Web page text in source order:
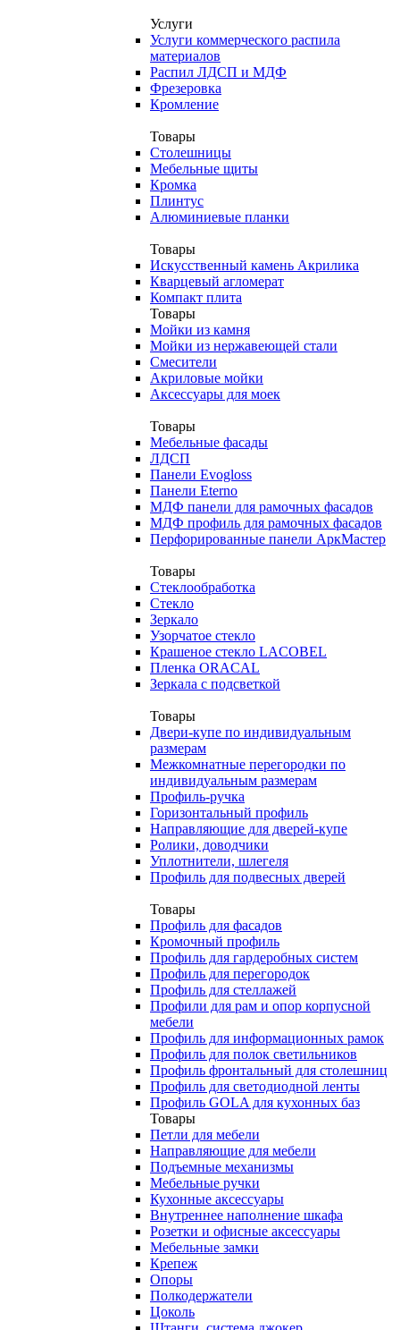
Услуги
Услуги коммерческого распила
материалов
Распил ЛДСП и МДФ
Фрезеровка
Кромление
Товары
Столешницы
Мебельные щиты
Кромка
Плинтус
Алюминиевые планки
Товары
Искусственный камень Акрилика
Кварцевый агломерат
Компакт плита
Товары
Мойки из камня
Мойки из нержавеющей стали
Смесители
Акриловые мойки
Аксессуары для моек
Товары
Мебельные фасады
ЛДСП
Панели Evogloss
Панели Eterno
МДФ панели для рамочных фасадов
МДФ профиль для рамочных фасадов
Перфорированные панели АркМастер
Товары
Стеклообработка
Стекло
Зеркало
Узорчатое стекло
Крашеное стекло LACOBEL
Пленка ORACAL
Зеркала с подсветкой
Товары
Двери-купе по индивидуальным
размерам
Межкомнатные перегородки по
индивидуальным размерам
Профиль-ручка
Горизонтальный профиль
Направляющие для дверей-купе
Ролики, доводчики
Уплотнители, шлегеля
Профиль для подвесных дверей
Товары
Профиль для фасадов
Кромочный профиль
Профиль для гардеробных систем
Профиль для перегородок
Профиль для стеллажей
Профили для рам и опор корпусной
мебели
Профиль для информационных рамок
Профиль для полок светильников
Профиль фронтальный для столешниц
Профиль для светодиодной ленты
Профиль GOLA для кухонных баз
Товары
Петли для мебели
Направляющие для мебели
Подъемные механизмы
Мебельные ручки
Кухонные аксессуары
Внутреннее наполнение шкафа
Розетки и офисные аксессуары
Мебельные замки
Крепеж
Опоры
Полкодержатели
Цоколь